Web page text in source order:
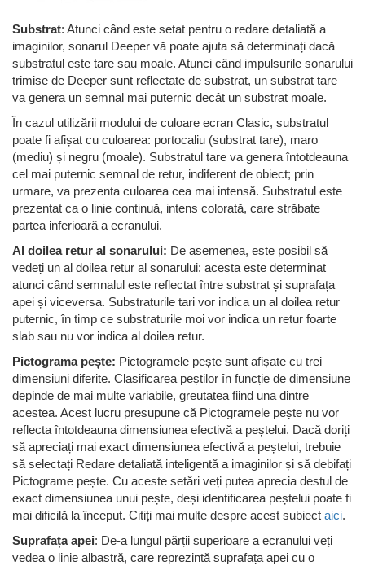
Substrat: Atunci când este setat pentru o redare detaliată a
imaginilor, sonarul Deeper vă poate ajuta să determinați dacă
substratul este tare sau moale. Atunci când impulsurile sonarului
trimise de Deeper sunt reflectate de substrat, un substrat tare
va genera un semnal mai puternic decât un substrat moale.
În cazul utilizării modului de culoare ecran Clasic, substratul
poate fi afișat cu culoarea: portocaliu (substrat tare), maro
(mediu) și negru (moale). Substratul tare va genera întotdeauna
cel mai puternic semnal de retur, indiferent de obiect; prin
urmare, va prezenta culoarea cea mai intensă. Substratul este
prezentat ca o linie continuă, intens colorată, care străbate
partea inferioară a ecranului.
Al doilea retur al sonarului: De asemenea, este posibil să
vedeți un al doilea retur al sonarului: acesta este determinat
atunci când semnalul este reflectat între substrat și suprafața
apei și viceversa. Substraturile tari vor indica un al doilea retur
puternic, în timp ce substraturile moi vor indica un retur foarte
slab sau nu vor indica al doilea retur.
Pictograma pește: Pictogramele pește sunt afișate cu trei
dimensiuni diferite. Clasificarea peștilor în funcție de dimensiune
depinde de mai multe variabile, greutatea fiind una dintre
acestea. Acest lucru presupune că Pictogramele pește nu vor
reflecta întotdeauna dimensiunea efectivă a peștelui. Dacă doriți
să apreciați mai exact dimensiunea efectivă a peștelui, trebuie
să selectați Redare detaliată inteligentă a imaginilor și să debifați
Pictograme pește. Cu aceste setări veți putea aprecia destul de
exact dimensiunea unui pește, deși identificarea peștelui poate fi
mai dificilă la început. Citiți mai multe despre acest subiect aici.
Suprafața apei: De-a lungul părții superioare a ecranului veți
vedea o linie albastră, care reprezintă suprafața apei cu o